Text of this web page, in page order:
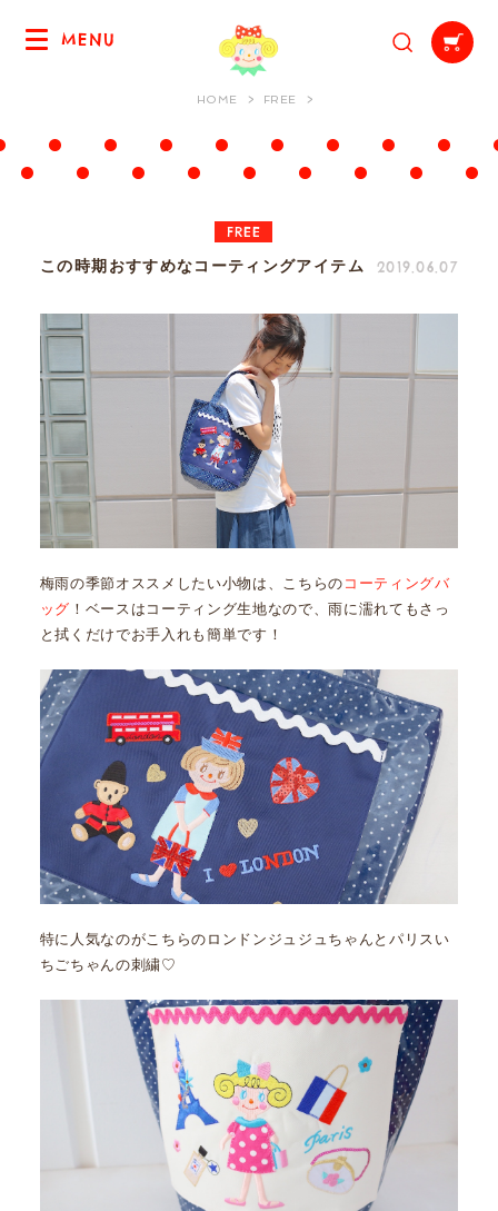
MENU
HOME FREE
FREE
この時期おすすめなコーティングアイテム 2019.06.07
梅雨の季節オススメしたい小物は、こちらの コーティングバ
ッグ ！ベースはコーティング生地なので、雨に濡れてもさっ
と拭くだけでお手入れも簡単です！
特に人気なのがこちらのロンドンジュジュちゃんとパリスい
ちごちゃんの刺繍♡